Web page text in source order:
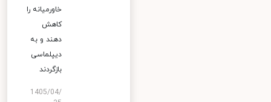
خاورمیانه را
کاهش
دهند و به
دیپلماسی
بازگردند
1405/04/